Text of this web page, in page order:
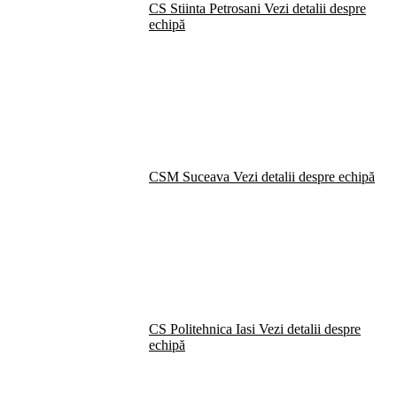
CS Stiinta Petrosani Vezi detalii despre
echipă
CSM Suceava Vezi detalii despre echipă
CS Politehnica Iasi Vezi detalii despre
echipă